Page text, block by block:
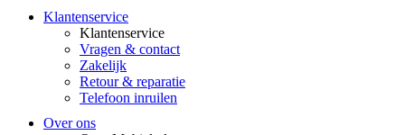
Klantenservice
Klantenservice
Vragen & contact
Zakelijk
Retour & reparatie
Telefoon inruilen
Over ons